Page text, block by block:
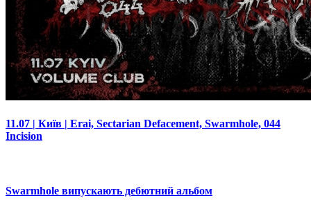
11.07 | Київ | Erai, Sectarian Defacement, Swarmhole, 044
Incision
Swarmhole випускають дебютний альбом